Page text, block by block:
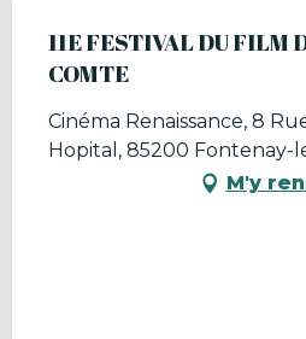
11E FESTIVAL DU FILM
COMTE
Cinéma Renaissance, 8
Hopital, 85200 Fontenay-
M'y